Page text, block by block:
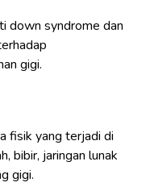
down syndrome dan
gigi.
fisik yang terjadi di
bibir, jaringan lunak
gigi.